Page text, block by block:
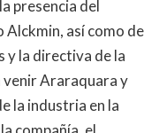
presencia del
Alckmin, así como de
y la directiva de la
venir Araraquara y
la industria en la